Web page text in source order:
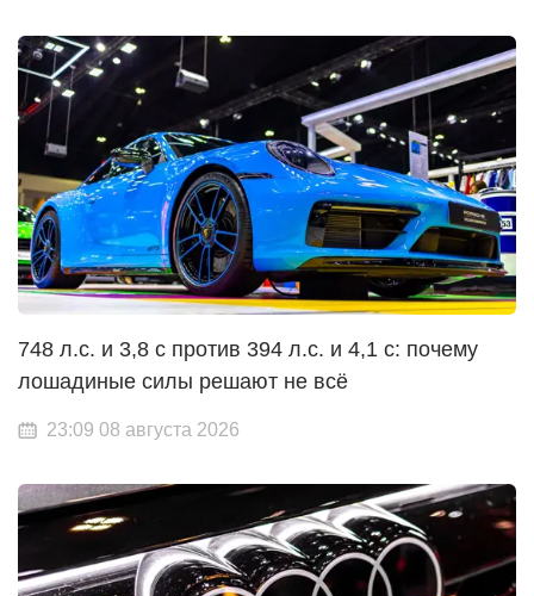
748 л.с. и 3,8 с против 394 л.с. и 4,1 с: почему
лошадиные силы решают не всё
23:09 08 августа 2026